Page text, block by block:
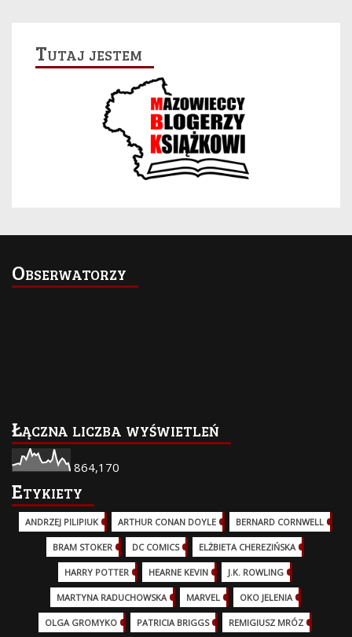
Tutaj jestem
Obserwatorzy
Łączna liczba wyświetleń
864,170
Etykiety
ANDRZEJ PILIPIUK (29)ARTHUR CONAN DOYLE BERNARD CORNWELL
BRAM STOKER DC COMICS (17)ELŻBIETA CHEREZIŃSKA
HARRY POTTER (13)HEARNE KEVIN J.K. ROWLING
MARTYNA RADUCHOWSKA MARVEL (32)OKO JELENIA
OLGA GROMYKO PATRICIA BRIGGS (12)REMIGIUSZ MRÓZ